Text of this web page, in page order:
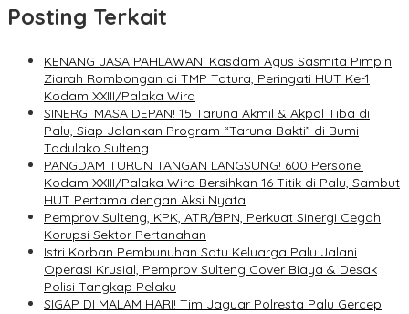
Posting Terkait
KENANG JASA PAHLAWAN! Kasdam Agus Sasmita Pimpin
Ziarah Rombongan di TMP Tatura, Peringati HUT Ke-1
Kodam XXIII/Palaka Wira
SINERGI MASA DEPAN! 15 Taruna Akmil & Akpol Tiba di
Palu, Siap Jalankan Program “Taruna Bakti” di Bumi
Tadulako Sulteng
PANGDAM TURUN TANGAN LANGSUNG! 600 Personel
Kodam XXIII/Palaka Wira Bersihkan 16 Titik di Palu, Sambut
HUT Pertama dengan Aksi Nyata
Pemprov Sulteng, KPK, ATR/BPN, Perkuat Sinergi Cegah
Korupsi Sektor Pertanahan
Istri Korban Pembunuhan Satu Keluarga Palu Jalani
Operasi Krusial, Pemprov Sulteng Cover Biaya & Desak
Polisi Tangkap Pelaku
SIGAP DI MALAM HARI! Tim Jaguar Polresta Palu Gercep